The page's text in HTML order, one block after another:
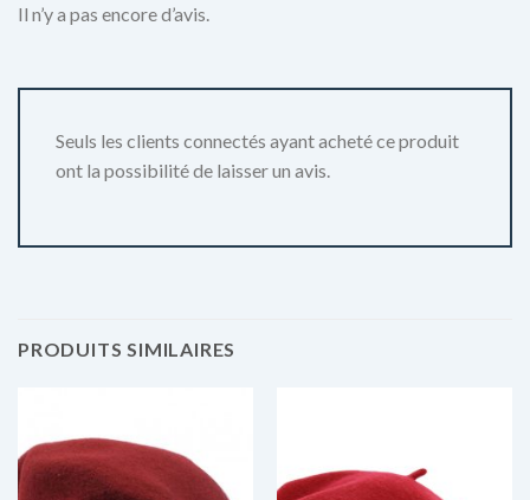
Il n’y a pas encore d’avis.
Seuls les clients connectés ayant acheté ce produit
ont la possibilité de laisser un avis.
PRODUITS SIMILAIRES